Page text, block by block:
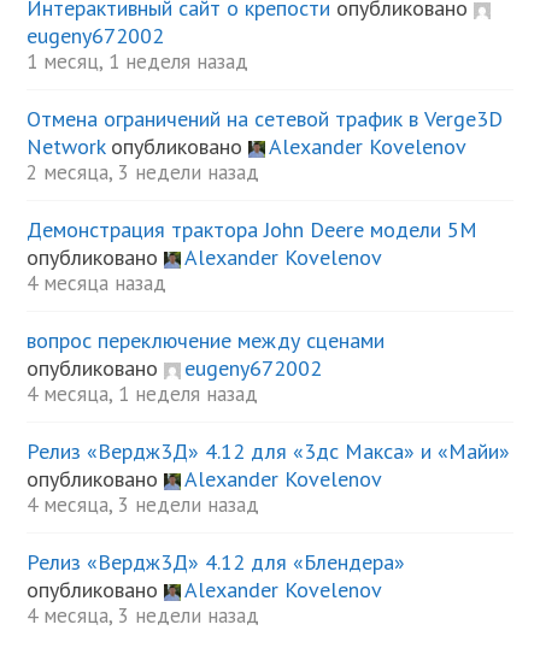
Интерактивный сайт о крепости опубликовано
eugeny672002
1 месяц, 1 неделя назад
Отмена ограничений на сетевой трафик в Verge3D
Networkопубликовано Alexander Kovelenov
2 месяца, 3 недели назад
Демонстрация трактора John Deere модели 5М
опубликовано
Alexander Kovelenov
4 месяца назад
вопрос переключение между сценами
опубликовано
eugeny672002
4 месяца, 1 неделя назад
Релиз «Вердж3Д» 4.12 для «3дс Макса» и «Майи»
опубликовано
Alexander Kovelenov
4 месяца, 3 недели назад
Релиз «Вердж3Д» 4.12 для «Блендера»
опубликовано
Alexander Kovelenov
4 месяца, 3 недели назад